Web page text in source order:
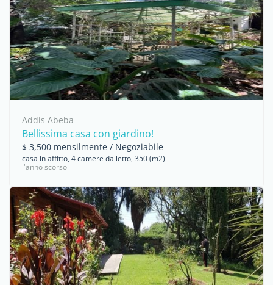
Addis Abeba
Bellissima casa con giardino!
$ 3,500 mensilmente / Negoziabile
casa in affitto, 4 camere da letto, 350 (m2)
l'anno scorso